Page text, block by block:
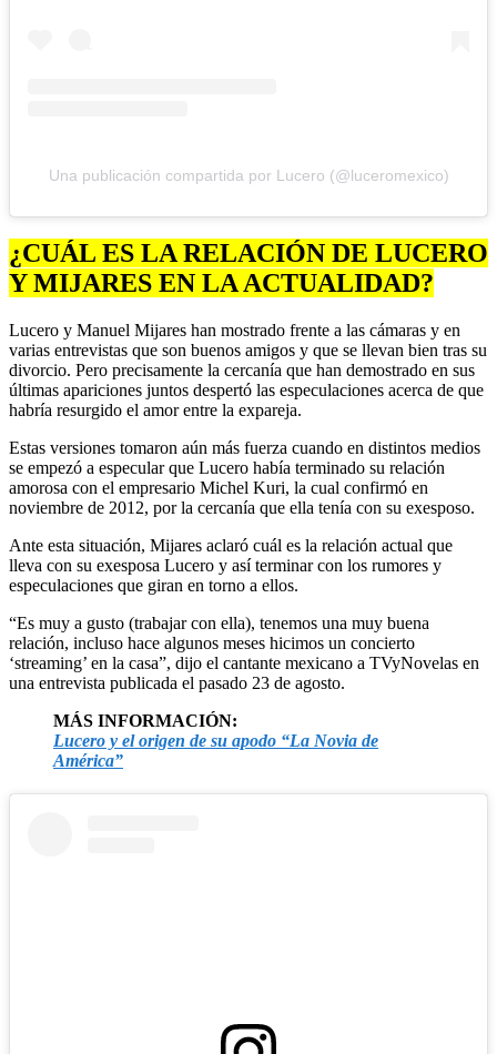
Una publicación compartida por Lucero (@luceromexico)
¿CUÁL ES LA RELACIÓN DE LUCERO
Y MIJARES EN LA ACTUALIDAD?
Lucero y Manuel Mijares han mostrado frente a las cámaras y en
varias entrevistas que son buenos amigos y que se llevan bien tras su
divorcio. Pero precisamente la cercanía que han demostrado en sus
últimas apariciones juntos despertó las especulaciones acerca de que
habría resurgido el amor entre la expareja.
Estas versiones tomaron aún más fuerza cuando en distintos medios
se empezó a especular que Lucero había terminado su relación
amorosa con el empresario Michel Kuri, la cual confirmó en
noviembre de 2012, por la cercanía que ella tenía con su exesposo.
Ante esta situación, Mijares aclaró cuál es la relación actual que
lleva con su exesposa Lucero y así terminar con los rumores y
especulaciones que giran en torno a ellos.
“Es muy a gusto (trabajar con ella), tenemos una muy buena
relación, incluso hace algunos meses hicimos un concierto
‘streaming’ en la casa”, dijo el cantante mexicano a TVyNovelas en
una entrevista publicada el pasado 23 de agosto.
MÁS INFORMACIÓN:
Lucero y el origen de su apodo “La Novia de
América”